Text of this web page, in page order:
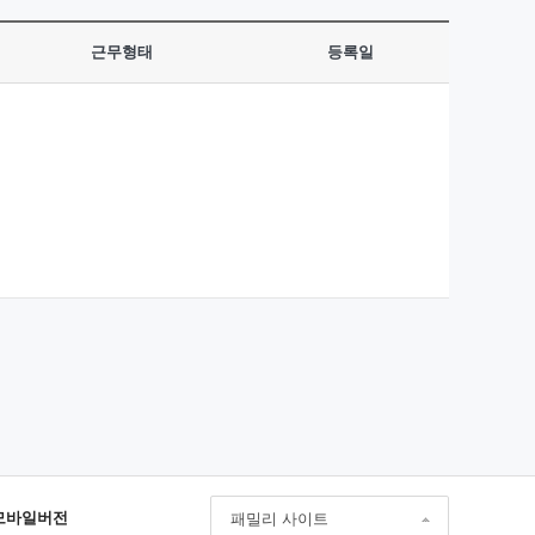
근무형태 등록일
바일버전 패밀리 사이트